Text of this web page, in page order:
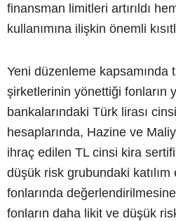
finansman limitleri artırıldı
kullanımına ilişkin önemli
Yeni düzenleme kapsamında
şirketlerinin yönettiği fonların
bankalarındaki Türk lirası
hesaplarında, Hazine ve
ihraç edilen TL cinsi kira
düşük risk grubundaki katılım
fonlarında
fonların daha likit ve düşük